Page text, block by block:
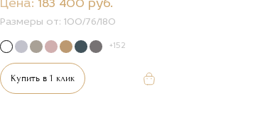
Цена: 183 400 руб.
Размеры от:100/76/180
+152
Купить в 1 клик